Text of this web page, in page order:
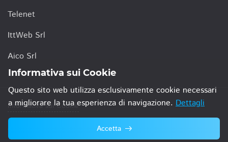
Telenet
IttWeb Srl
Aico Srl
Informativa sui Cookie
© 2021 TIM San Marino S.p.A.
Informativa sui Cookie
Questo sito web utilizza esclusivamente cookie necessari
a migliorare la tua esperienza di navigazione. Dettagli
Accetta